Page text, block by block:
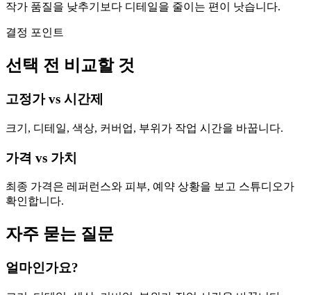
작가 품질을 낮추기보다 디테일을 줄이는 편이 낫습니다.
결정 포인트
선택 전 비교할 것
고정가 vs 시간제
크기, 디테일, 색상, 커버업, 부위가 작업 시간을 바꿉니다.
가격 vs 가치
최종 가격은 레퍼런스와 피부, 예약 상황을 보고 스튜디오가
확인합니다.
자주 묻는 질문
얼마인가요?